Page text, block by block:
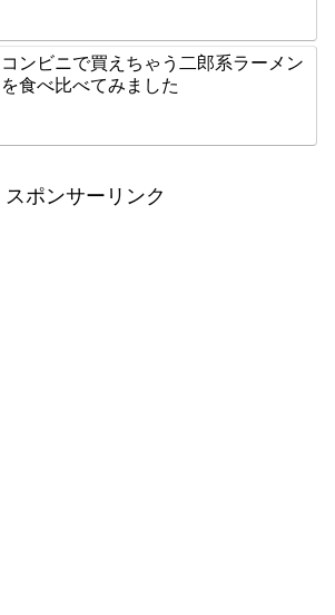
コンビニで買えちゃう二郎系ラーメン
を食べ比べてみました
スポンサーリンク